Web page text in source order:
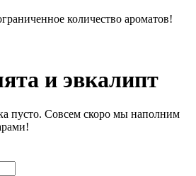
количество ароматов!
и эвкалипт
пусто. Совсем скоро мы наполним